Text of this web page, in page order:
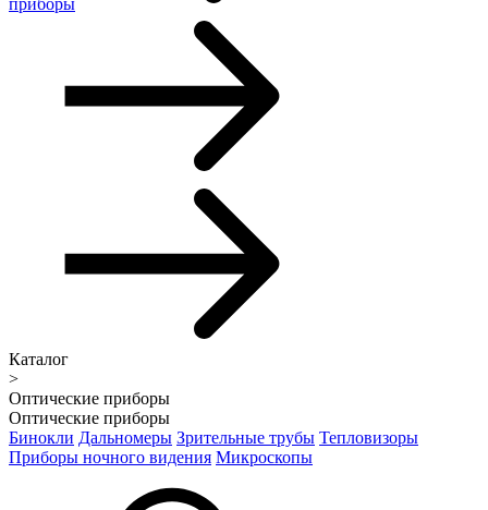
приборы
Каталог
>
Оптические приборы
Оптические приборы
Бинокли Дальномеры Зрительные трубы Тепловизоры
Приборы ночного видения Микроскопы